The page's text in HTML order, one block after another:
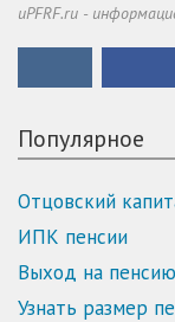
uPFRF.ru -
Популярное
Отцовский
ИПК пенсии
Выход на
Узнать размер